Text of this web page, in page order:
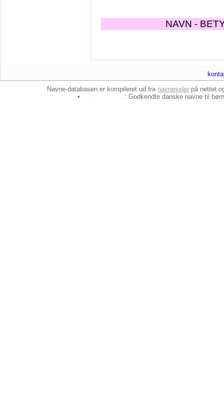
NAVN -
Navne-databasen er kompileret ud fra navnesider på nettet
•
: Godkendte danske navne til børn